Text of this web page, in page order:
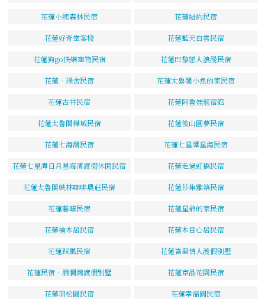
花蓮小熊森林民宿 花蓮紐約民宿
花蓮好奇堂客棧 花蓮藍天白雲民宿
花蓮狗go快樂寵物民宿 花蓮巴黎戀人浪漫民宿
花蓮‧璞舍民宿 花蓮太魯閣小魚的家民宿
花蓮古井民宿 花蓮阿魯娃藝宿館
花蓮太魯閣樺城民宿 花蓮後山圓夢民宿
花蓮七海灣民宿 花蓮七星潭星海民宿
花蓮七星潭日月星海濱渡假休閒民宿 花蓮走過虹橋民宿
花蓮太魯閣峽林咖啡農莊民宿 花蓮莎集雅築民宿
花蓮馨晴民宿 花蓮星爺的家民宿
花蓮檜木居民宿 花蓮木目心居民宿
花蓮踩風民宿 花蓮峇里情人渡假別墅
花蓮民宿‧洄瀾灣渡假別墅 花蓮京品花園民宿
花蓮羽松園民宿 花蓮幸福圓民宿